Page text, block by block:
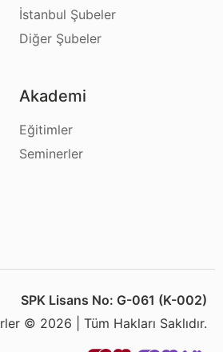
İstanbul Şubeler
Diğer Şubeler
Akademi
Eğitimler
Seminerler
SPK Lisans No: G-061 (K-002)
© 2026 | Tüm Hakları Saklıdır.